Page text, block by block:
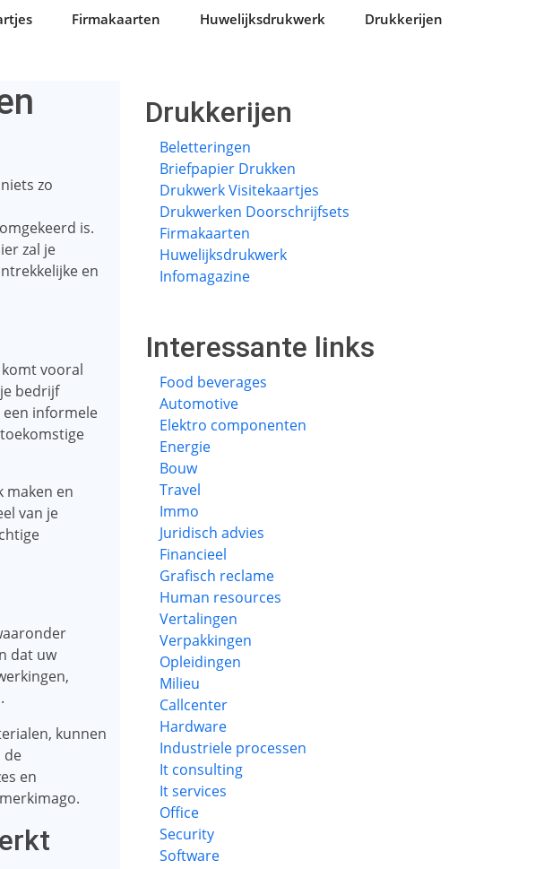
Firmakaarten Huwelijksdrukwerk Drukkerijen
zo
is.
zal je
en
vooral
bedrijf
een informele
maken en
van je
dat uw
kunnen
de
en
Drukkerijen
Beletteringen
Briefpapier Drukken
Drukwerk Visitekaartjes
Drukwerken Doorschrijfsets
Firmakaarten
Huwelijksdrukwerk
Infomagazine
Interessante links
Food beverages
Automotive
Elektro componenten
Energie
Bouw
Travel
Immo
Juridisch advies
Financieel
Grafisch reclame
Human resources
Vertalingen
Verpakkingen
Opleidingen
Milieu
Callcenter
Hardware
Industriele processen
It consulting
It services
Office
Security
Software